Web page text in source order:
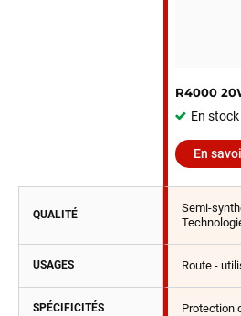
R4000
En stock
En
QUALITÉ
Semi-
USAGES Route -
SPÉCIFICITÉS Protection